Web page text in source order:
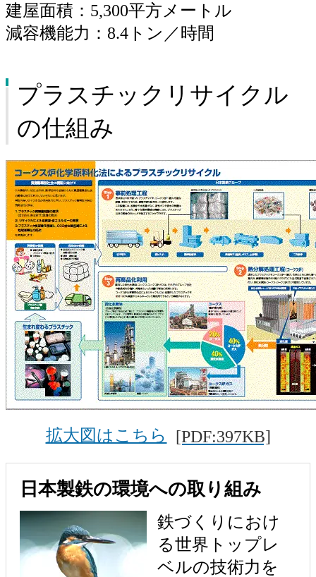
建屋面積：5,300平方メートル
減容機能力：8.4トン／時間
プラスチックリサイクル
の仕組み
拡大図はこちら [PDF:397KB]
日本製鉄の環境への取り組み
鉄づくりにおけ
る世界トップレ
ベルの技術力を